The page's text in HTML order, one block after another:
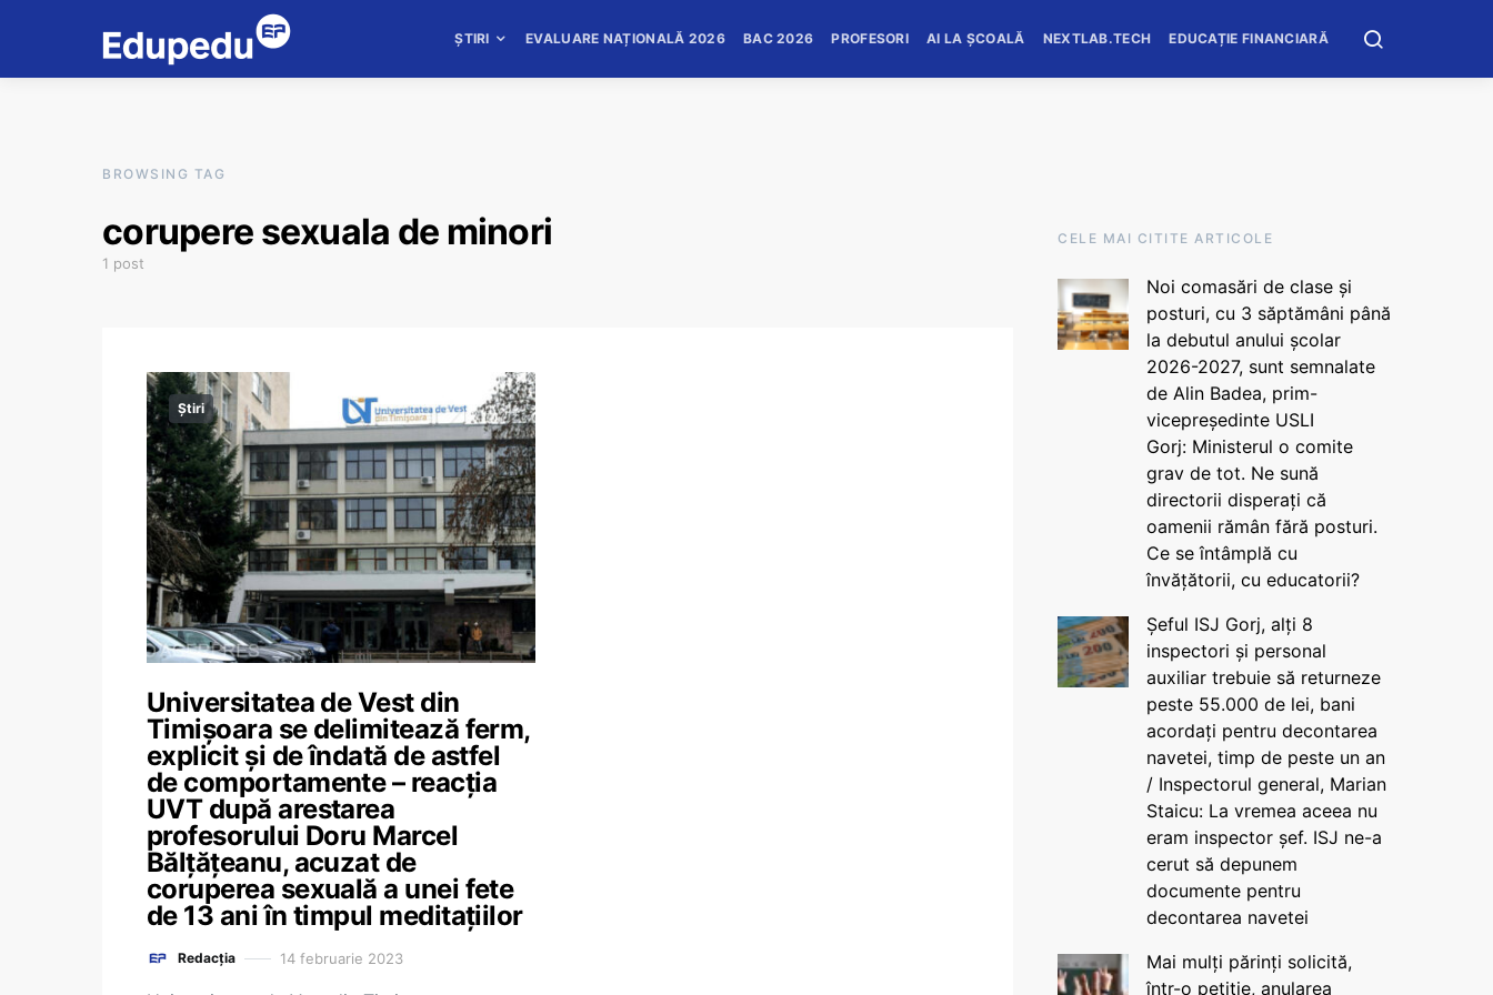
ȘTIRI EVALUARE NAȚIONALĂ 2026 BAC 2026 PROFESORI AI LA ȘCOALĂ NEXTLAB.TECH EDUCAȚIE FINANCIARĂ
BROWSING TAG
corupere sexuala de minori
1 post
Știri
Universitatea de Vest din
Timișoara se delimitează ferm,
explicit și de îndată de astfel
de comportamente – reacția
UVT după arestarea
profesorului Doru Marcel
Bălțățeanu, acuzat de
coruperea sexuală a unei fete
de 13 ani în timpul meditațiilor
Redacția 14 februarie 2023
CELE MAI CITITE ARTICOLE
Noi comasări de clase și
posturi, cu 3 săptămâni până
la debutul anului școlar
2026-2027, sunt semnalate
de Alin Badea, prim-
vicepreședinte USLI
Gorj: Ministerul o comite
grav de tot. Ne sună
directorii disperați că
oamenii rămân fără posturi.
Ce se întâmplă cu
învățătorii, cu educatorii?
Șeful ISJ Gorj, alți 8
inspectori și personal
auxiliar trebuie să returneze
peste 55.000 de lei, bani
acordați pentru decontarea
navetei, timp de peste un an
/ Inspectorul general, Marian
Staicu: La vremea aceea nu
eram inspector șef. ISJ ne-a
cerut să depunem
documente pentru
decontarea navetei
Mai mulți părinți solicită,
într-o petiție, anularea